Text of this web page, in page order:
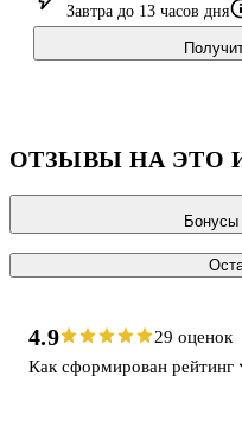
Завтра до 13 часов дня
ОТЗЫВЫ НА ЭТО
Бонусы
4.9
29 оценок
Как сформирован рейтинг